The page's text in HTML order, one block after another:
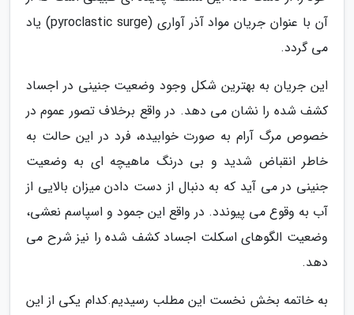
آن با عنوان جریان مواد آذر آواری (pyroclastic surge) یاد
می گردد.
این جریان به بهترین شکل وجود وضعیت جنینی در اجساد
کشف شده را نشان می دهد. در واقع برخلاف تصور عموم در
خصوص مرگ آرام به صورت خوابیده، فرد در این حالت به
خاطر انقباض شدید و بی درنگ ماهیچه ای به وضعیت
جنینی در می آید که به دنبال از دست دادن میزان بالایی از
آب به وقوع می پیوندد. در واقع این جمود و اسپاسم نعشی،
وضعیت الگوهای اسکلت اجساد کشف شده را نیز شرح می
دهد.
به خاتمه بخش نخست این مطلب رسیدیم.کدام یکی از این